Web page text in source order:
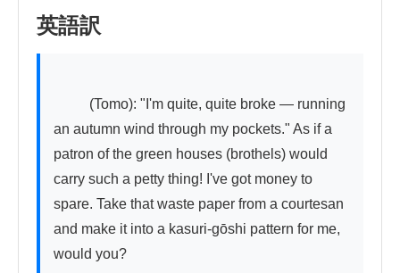
英語訳
an autumn wind through my pockets." As if a
patron of the green houses (brothels) would
carry such a petty thing! I've got money to
spare. Take that waste paper from a courtesan
and make it into a kasuri-gōshi pattern for me,
would you?